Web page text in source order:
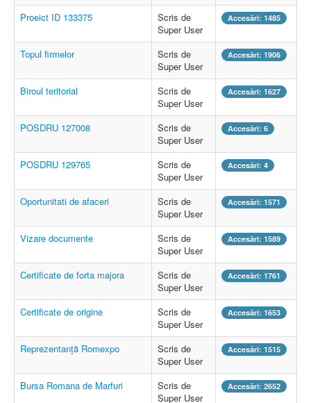
Proeict ID 133375
Scris de
Super User
Accesări: 1485
Topul firmelor
Scris de
Super User
Accesări: 1906
Biroul teritorial
Scris de
Super User
Accesări: 1627
POSDRU 127008
Scris de
Super User
Accesări: 6
POSDRU 129765
Scris de
Super User
Accesări: 4
Oportunitati de afaceri
Scris de
Super User
Accesări: 1571
Vizare documente
Scris de
Super User
Accesări: 1589
Certificate de forta majora
Scris de
Super User
Accesări: 1761
Certificate de origine
Scris de
Super User
Accesări: 1653
Reprezentanță Romexpo
Scris de
Super User
Accesări: 1515
Bursa Romana de Marfuri
Scris de
Super User
Accesări: 2652